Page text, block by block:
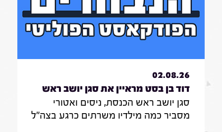
02.08.26
דוד בן בסט מראיין את סגן יושב ראש
הכנסת, ניסים ואטורי|31.7.26
סגן יושב ראש הכנסת, ניסים ואטורי
מסביר כמה מילדיו משרתים כרגע בצה"ל